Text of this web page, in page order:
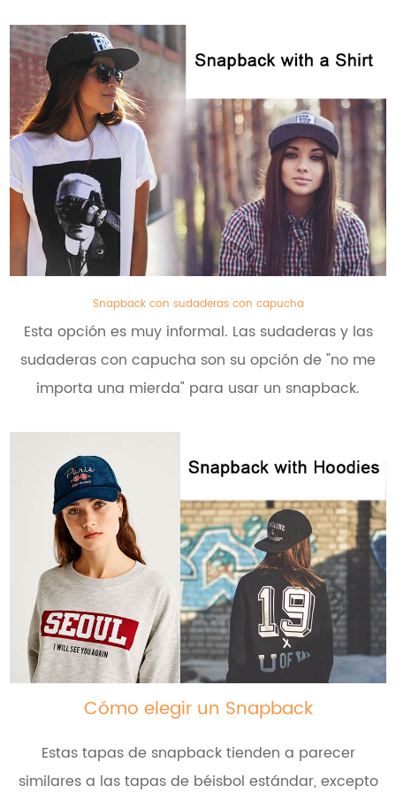
Snapback con sudaderas con capucha
Esta opción es muy informal. Las sudaderas y las
sudaderas con capucha son su opción de "no me
importa una mierda" para usar un snapback.
Cómo elegir un Snapback
Estas tapas de snapback tienden a parecer
similares a las tapas de béisbol estándar, excepto